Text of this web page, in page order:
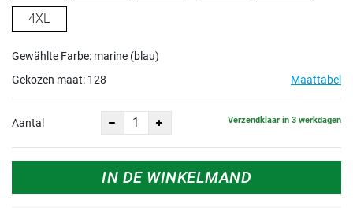
4XL
Gewählte Farbe: marine (blau)
Gekozen maat: 128 Maattabel
Aantal Verzendklaar in 3 werkdagen
IN DE WINKELMAND